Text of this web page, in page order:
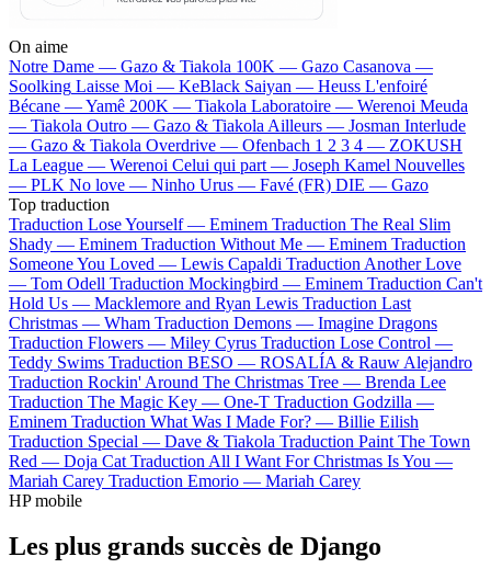
On aime
Notre Dame — Gazo & Tiakola 100K — Gazo Casanova —
Soolking Laisse Moi — KeBlack Saiyan — Heuss L'enfoiré
Bécane —Yamê 200K — Tiakola Laboratoire — Werenoi Meuda
— Tiakola Outro — Gazo & Tiakola Ailleurs — Josman Interlude
— Gazo & Tiakola Overdrive — Ofenbach 1 2 3 4 — ZOKUSH
La League — Werenoi Celui qui part — Joseph Kamel Nouvelles
— PLK No love — Ninho Urus — Favé (FR) DIE — Gazo
Top traduction
Traduction Lose Yourself — Eminem Traduction The Real Slim
Shady — Eminem Traduction Without Me — Eminem Traduction
Someone You Loved — Lewis Capaldi Traduction Another Love
— Tom Odell Traduction Mockingbird — Eminem Traduction Can't
Hold Us — Macklemore and Ryan Lewis Traduction Last
Christmas — Wham Traduction Demons — Imagine Dragons
Traduction Flowers — Miley Cyrus Traduction Lose Control —
Teddy Swims Traduction BESO — ROSALÍA & Rauw Alejandro
Traduction Rockin' Around The Christmas Tree — Brenda Lee
Traduction The Magic Key — One-T Traduction Godzilla —
Eminem Traduction What Was I Made For? — Billie Eilish
Traduction Special — Dave & Tiakola Traduction Paint The Town
Red — Doja Cat Traduction All I Want For Christmas Is You —
Mariah Carey Traduction Emorio — Mariah Carey
HP mobile
Les plus grands succès de Django